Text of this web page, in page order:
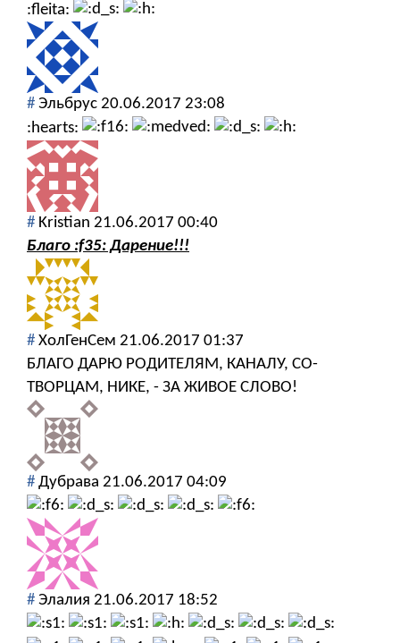
:fleita:
# Эльбрус 20.06.2017 23:08
:hearts:
# Kristian 21.06.2017 00:40
Благо :f35: Дарение!!!
# ХолГенСем 21.06.2017 01:37
БЛАГО ДАРЮ РОДИТЕЛЯМ, КАНАЛУ, СО-
ТВОРЦАМ, НИКЕ, - ЗА ЖИВОЕ СЛОВО!
# Дубрава 21.06.2017 04:09
# Элалия 21.06.2017 18:52